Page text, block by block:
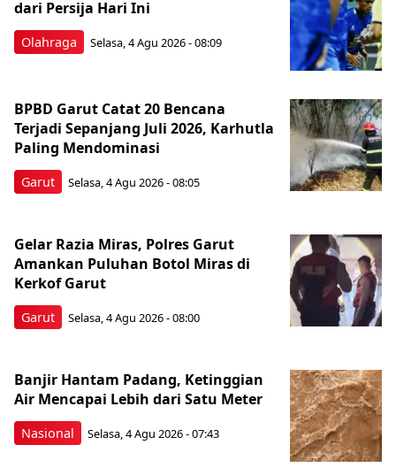
Olahraga
dari Persija Hari Ini
Selasa, 4 Agu 2026 - 08:09
Garut
BPBD Garut Catat 20 Bencana
Terjadi Sepanjang Juli 2026, Karhutla
Paling Mendominasi
Selasa, 4 Agu 2026 - 08:05
Garut
Gelar Razia Miras, Polres Garut
Amankan Puluhan Botol Miras di
Kerkof Garut
Selasa, 4 Agu 2026 - 08:00
Nasional
Banjir Hantam Padang, Ketinggian
Air Mencapai Lebih dari Satu Meter
Selasa, 4 Agu 2026 - 07:43